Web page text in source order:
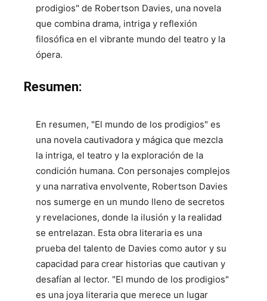
prodigios" de Robertson Davies, una novela
que combina drama, intriga y reflexión
filosófica en el vibrante mundo del teatro y la
ópera.
Resumen:
En resumen, "El mundo de los prodigios" es
una novela cautivadora y mágica que mezcla
la intriga, el teatro y la exploración de la
condición humana. Con personajes complejos
y una narrativa envolvente, Robertson Davies
nos sumerge en un mundo lleno de secretos
y revelaciones, donde la ilusión y la realidad
se entrelazan. Esta obra literaria es una
prueba del talento de Davies como autor y su
capacidad para crear historias que cautivan y
desafían al lector. "El mundo de los prodigios"
es una joya literaria que merece un lugar